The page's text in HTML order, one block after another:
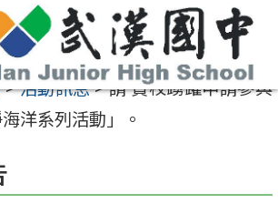
>活動訊息>請 貴校踴躍申請參與
洋系列活動」。